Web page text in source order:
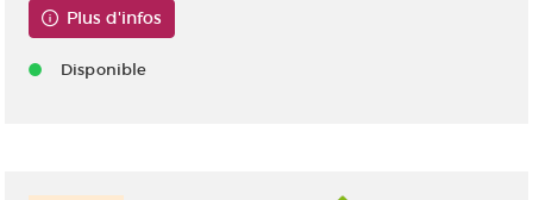
Plus d'infos
Disponible